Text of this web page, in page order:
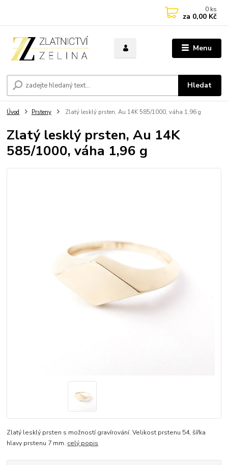
Menu
Hledat
0 ks
za 0,00 Kč
Úvod Prsteny Zlatý lesklý prsten, Au 14K 585/1000, váha 1,96 g
Zlatý lesklý prsten, Au 14K
585/1000, váha 1,96 g
Zlatý lesklý prsten s možností gravírování. Velikost prstenu 54, šířka
hlavy prstenu 7 mm. celý popis